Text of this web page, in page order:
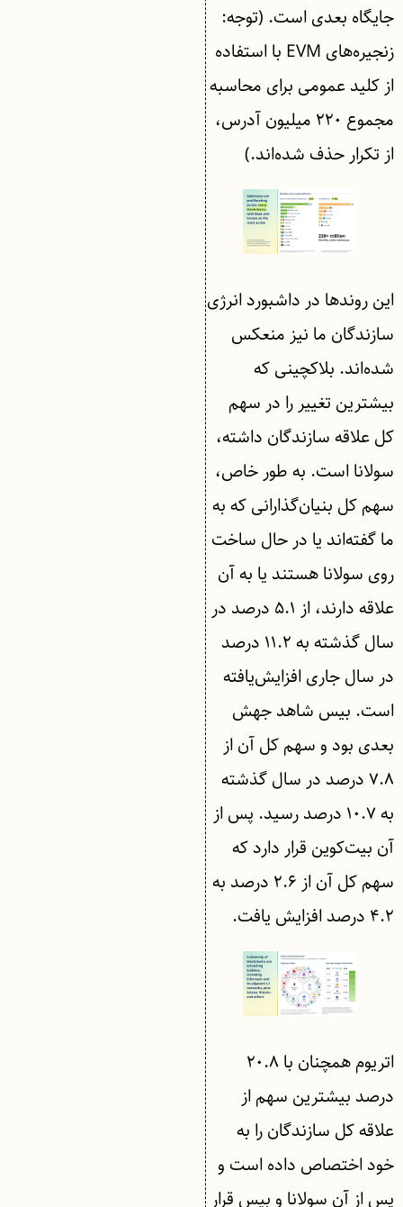
جایگاه بعدی است. (توجه:
زنجیره‌های EVM با استفاده
از کلید عمومی برای محاسبه
مجموع ۲۲۰ میلیون آدرس،
از تکرار حذف شده‌اند.)
این روندها در داشبورد انرژی
سازندگان ما نیز منعکس
شده‌اند. بلاکچینی که
بیشترین تغییر را در سهم
کل علاقه سازندگان داشته،
سولانا است. به طور خاص،
سهم کل بنیان‌گذارانی که به
ما گفته‌اند یا در حال ساخت
روی سولانا هستند یا به آن
علاقه دارند، از ۵.۱ درصد در
سال گذشته به ۱۱.۲ درصد
در سال جاری افزایش‌یافته
است. بیس شاهد جهش
بعدی بود و سهم کل آن از
۷.۸ درصد در سال گذشته
به ۱۰.۷ درصد رسید. پس از
آن بیت‌کوین قرار دارد که
سهم کل آن از ۲.۶ درصد به
۴.۲ درصد افزایش یافت.
اتریوم همچنان با ۲۰.۸
درصد بیشترین سهم از
علاقه کل سازندگان را به
خود اختصاص داده است و
پس از آن سولانا و بیس قرار